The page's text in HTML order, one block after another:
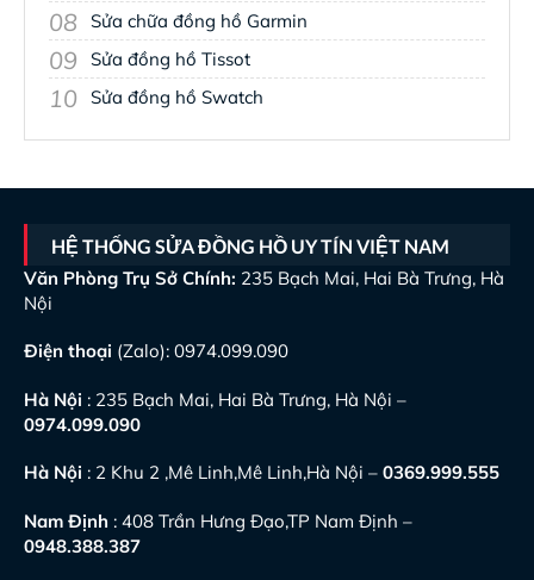
08 Sửa chữa đồng hồ Garmin
09 Sửa đồng hồ Tissot
10 Sửa đồng hồ Swatch
HỆ THỐNG SỬA ĐỒNG HỒ UY TÍN VIỆT NAM
Văn Phòng Trụ Sở Chính: 235 Bạch Mai, Hai Bà Trưng, Hà
Nội
Điện thoại (Zalo): 0974.099.090
Hà Nội : 235 Bạch Mai, Hai Bà Trưng, Hà Nội –
0974.099.090
Hà Nội : 2 Khu 2 ,Mê Linh,Mê Linh,Hà Nội – 0369.999.555
Nam Định : 408 Trần Hưng Đạo,TP Nam Định –
0948.388.387